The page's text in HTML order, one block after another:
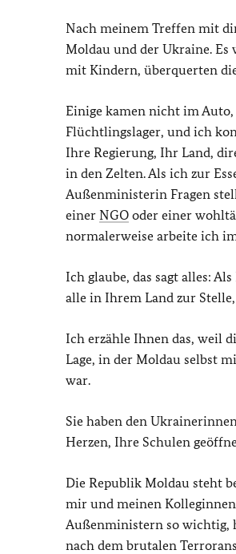
Nach meinem Treffen mit
Moldau und der Ukraine.
mit Kindern, überquerten
Einige kamen nicht im Auto,
Flüchtlingslager, und ich
Ihre Regierung, Ihr Land,
in den Zelten. Als ich zur
Außenministerin Fragen
einer NGO oder einer
normalerweise arbeite ich
Ich glaube, das sagt alles:
alle in Ihrem Land zur
Ich erzähle Ihnen das, weil
Lage, in der Moldau selbst
war.
Sie haben den
Herzen, Ihre Schulen
Die Republik Moldau steht
mir und meinen
Außenministern so wichtig,
nach dem brutalen